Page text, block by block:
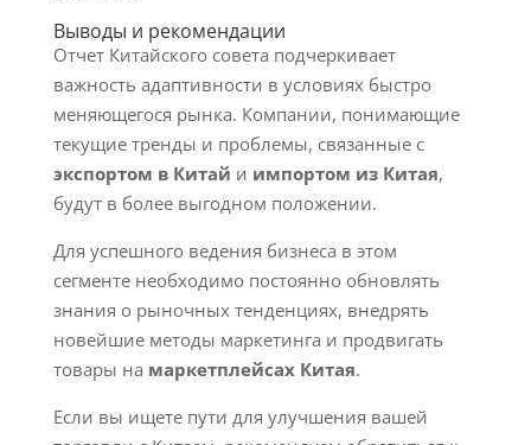
Выводы и рекомендации
Отчет Китайского совета подчеркивает
важность адаптивности в условиях быстро
меняющегося рынка. Компании, понимающие
текущие тренды и проблемы, связанные с
экспортом в Китай и импортом из Китая,
будут в более выгодном положении.
Для успешного ведения бизнеса в этом
сегменте необходимо постоянно обновлять
знания о рыночных тенденциях, внедрять
новейшие методы маркетинга и продвигать
товары на маркетплейсах Китая.
Если вы ищете пути для улучшения вашей